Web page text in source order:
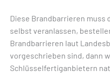
Diese Brandbarrieren muss
selbst veranlassen,
Brandbarrieren laut
vorgeschrieben sind, dann
Schlüsselfertiganbietern